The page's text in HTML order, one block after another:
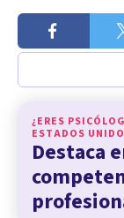
¿ERES
ESTADOS
Destaca